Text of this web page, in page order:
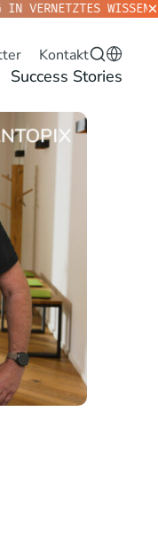
VERNETZTES
Kontakt
Success Stories